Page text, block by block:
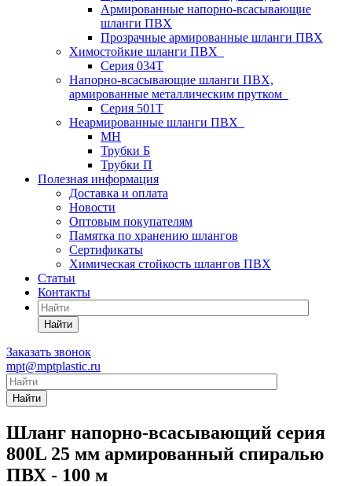
Армированные напорно-всасывающие
шланги ПВХ
Прозрачные армированные шланги ПВХ
Химостойкие шланги ПВХ
Серия 034Т
Напорно-всасывающие шланги ПВХ,
армированные металлическим прутком
Серия 501T
Неармированные шланги ПВХ
МН
Трубки Б
Трубки П
Полезная информация
Доставка и оплата
Новости
Оптовым покупателям
Памятка по хранению шлангов
Сертификаты
Химическая стойкость шлангов ПВХ
Статьи
Контакты
Найти
Заказать звонок
mpt@mptplastic.ru
Найти
Шланг напорно-всасывающий серия
800L 25 мм армированный спиралью
ПВХ - 100 м